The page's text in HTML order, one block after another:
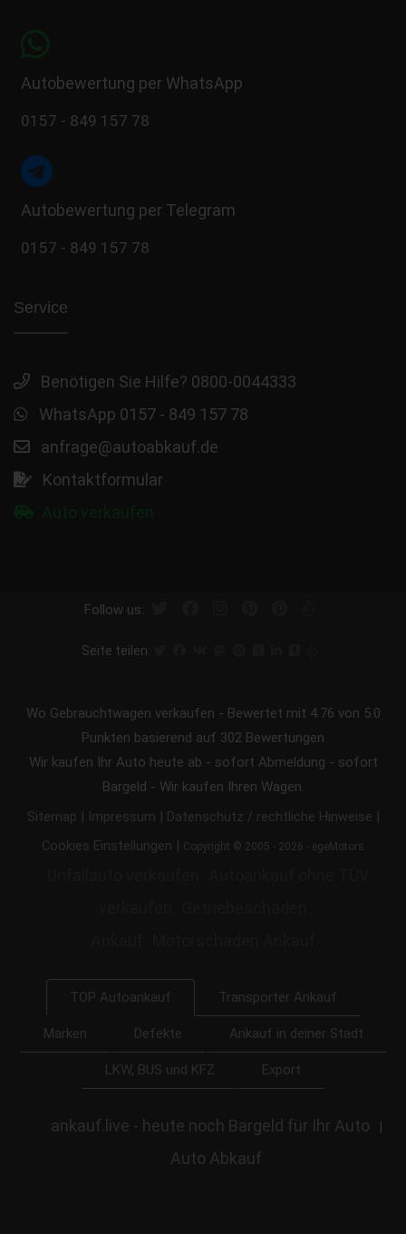
Autobewertung per WhatsApp
0157 - 849 157 78
Autobewertung per Telegram
0157 - 849 157 78
Service
Benötigen Sie Hilfe? 0800-0044333
WhatsApp 0157 - 849 157 78
anfrage@autoabkauf.de
Kontaktformular
Follow us:
Seite teilen:
Wo Gebrauchtwagen verkaufen - Bewertet mit 4.76 von 5.0
Punkten basierend auf 302 Bewertungen
Wir kaufen Ihr Auto heute ab - sofort Abmeldung - sofort
Bargeld - Wir kaufen Ihren Wagen.
Sitemap | Impressum | Datenschutz / rechtliche Hinweise |
Cookies Einstellungen | Copyright © 2005 - 2026 - egeMotors
TOP Autoankauf Transporter Ankauf
Marken Defekte Ankauf in deiner Stadt
LKW, BUS und KFZ Export
ankauf.live - heute noch Bargeld für Ihr Auto |
Auto Abkauf